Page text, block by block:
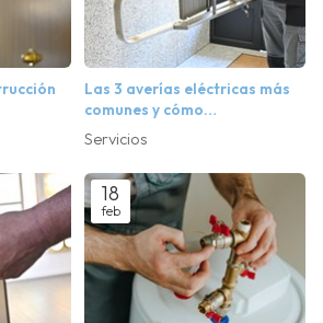
Las 3 averías eléctricas más
comunes y cómo
solucionarlas con nuestros
electricistas en Ponteareas
Servicios
18
feb